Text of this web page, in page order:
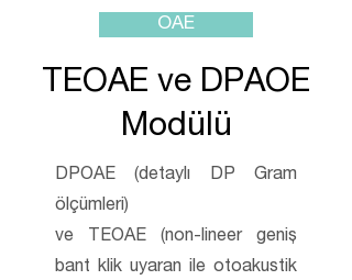
OAE
TEOAE ve DPAOE
Modülü
DPOAE (detaylı DP Gram
ölçümleri)
ve TEOAE (non-lineer geniş
bant klik uyaran ile otoakustik